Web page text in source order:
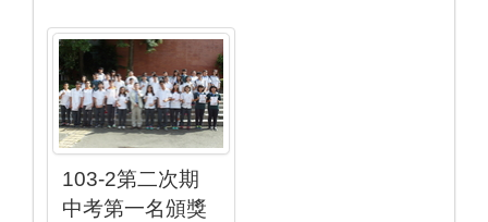
103-2第二次期
中考第一名頒獎